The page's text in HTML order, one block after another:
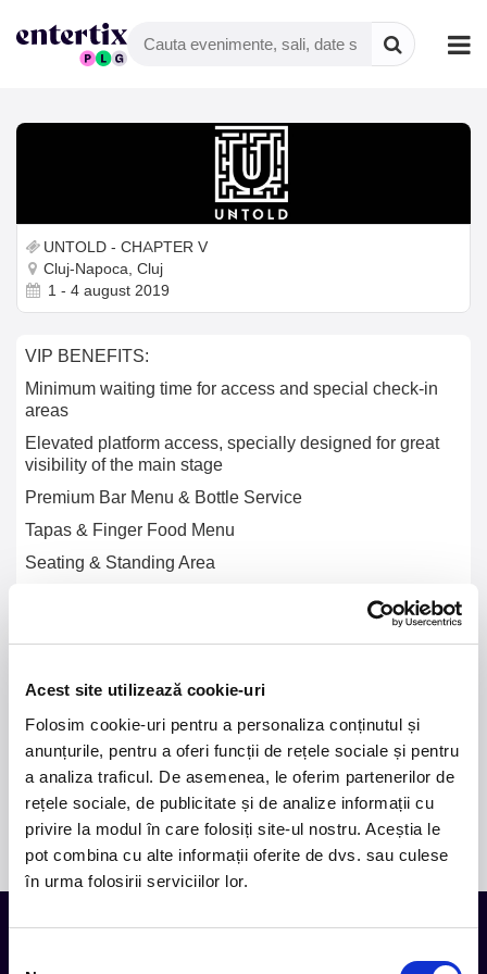
Acest site utilizează cookie-uri
Folosim cookie-uri pentru a personaliza conținutul și
anunțurile, pentru a oferi funcții de rețele sociale și pentru
a analiza traficul. De asemenea, le oferim partenerilor de
rețele sociale, de publicitate și de analize informații cu
privire la modul în care folosiți site-ul nostru. Aceștia le
pot combina cu alte informații oferite de dvs. sau culese
în urma folosirii serviciilor lor.
UNTOLD - CHAPTER V
Cluj-Napoca, Cluj
1 - 4 august 2019
VIP BENEFITS:
Minimum waiting time for access and special check-in
areas
Elevated platform access, specially designed for great
visibility of the main stage
Premium Bar Menu & Bottle Service
Tapas & Finger Food Menu
Seating & Standing Area
Special activations from partners
The chance to meet & spend time with the artists
performing at the festival